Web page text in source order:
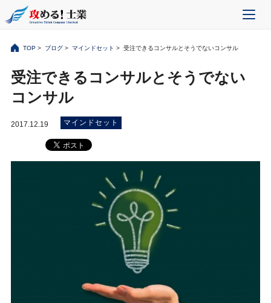
TOP> ブログ> マインドセット > 受注できるコンサルとそうでないコンサル
受注できるコンサルとそうでない
コンサル
2017.12.19 マインドセット